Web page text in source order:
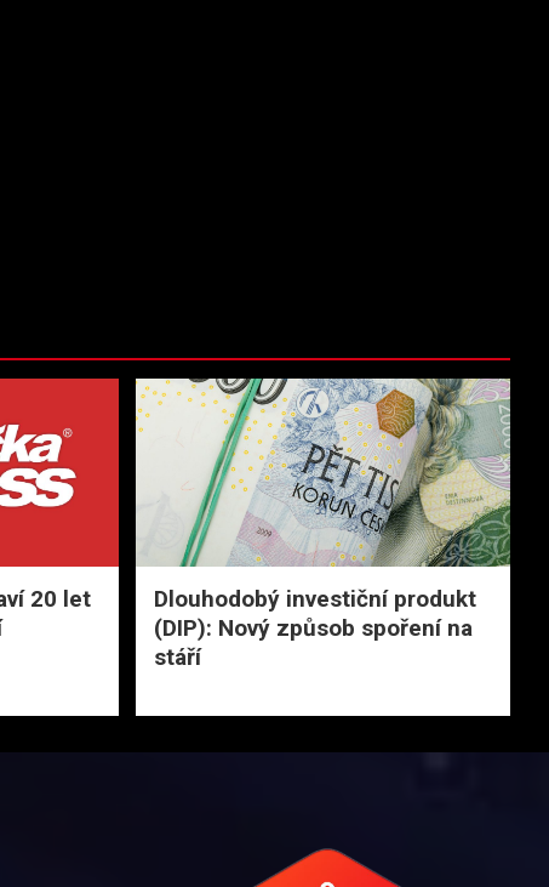
20 let
Dlouhodobý investiční produkt
(DIP): Nový způsob spoření na
stáří